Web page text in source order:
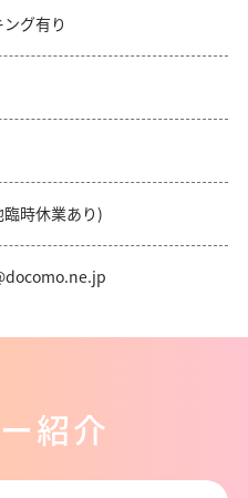
グ有り
時休業あり)
紹介